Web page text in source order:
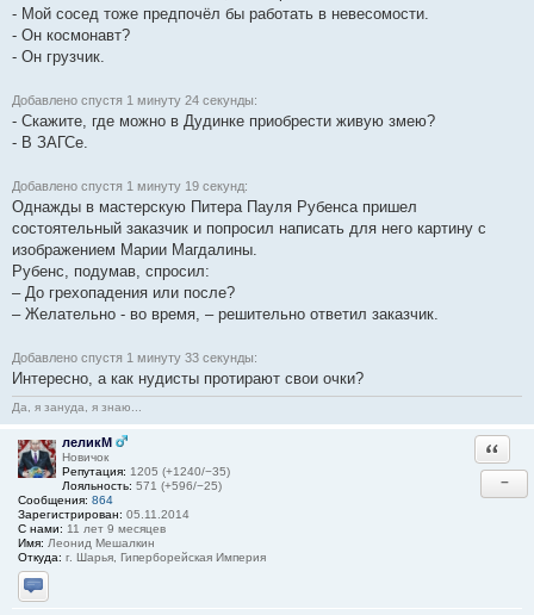
- Мой сосед тоже предпочёл бы работать в невесомости.
- Он космонавт?
- Он грузчик.
Добавлено спустя 1 минуту 24 секунды:
- Скажите, где можно в Дудинке приобрести живую змею?
- В ЗАГСе.
Добавлено спустя 1 минуту 19 секунд:
Однажды в мастерскую Питера Пауля Рубенса пришел
состоятельный заказчик и попросил написать для него картину с
изображением Марии Магдалины.
Рубенс, подумав, спросил:
– До грехопадения или после?
– Желательно - во время, – решительно ответил заказчик.
Добавлено спустя 1 минуту 33 секунды:
Интересно, а как нудисты протирают свои очки?
Да, я зануда, я знаю...
леликМ
Новичок
Репутация: 1205 (+1240/−35)
Лояльность: 571 (+596/−25)
Сообщения: 864
Зарегистрирован: 05.11.2014
С нами: 11 лет 9 месяцев
Имя: Леонид Мешалкин
Откуда: г. Шарья, Гиперборейская Империя
Отправить личное сообщение
−